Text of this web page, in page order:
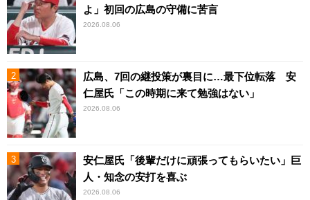
よ」初回の広島の守備に苦言
2026.08.06
広島、7回の継投策が裏目に…最下位転落 安
仁屋氏「この時期に来て勉強はない」
2026.08.06
安仁屋氏「後輩だけに頑張ってもらいたい」巨
人・知念の安打を喜ぶ
2026.08.06